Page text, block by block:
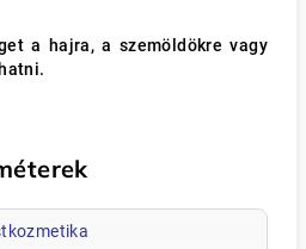
a hajra, a szemöldökre vagy